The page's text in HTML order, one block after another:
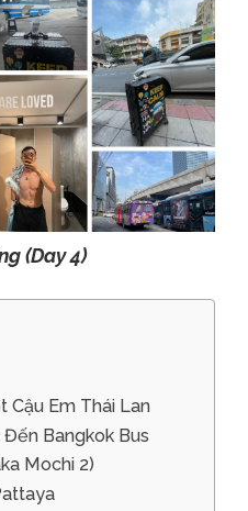
(Day 4)
Cậu Em Thái Lan
Đến Bangkok Bus
Mochi 2)